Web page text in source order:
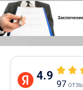
4.9
97